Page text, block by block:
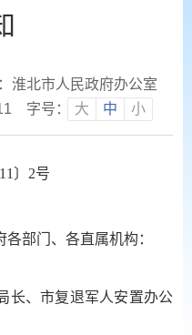
淮北市人民政府办公室
字号： 大 中 小
〕 2号
部门、各直属机构：
、市复退军人安置办公